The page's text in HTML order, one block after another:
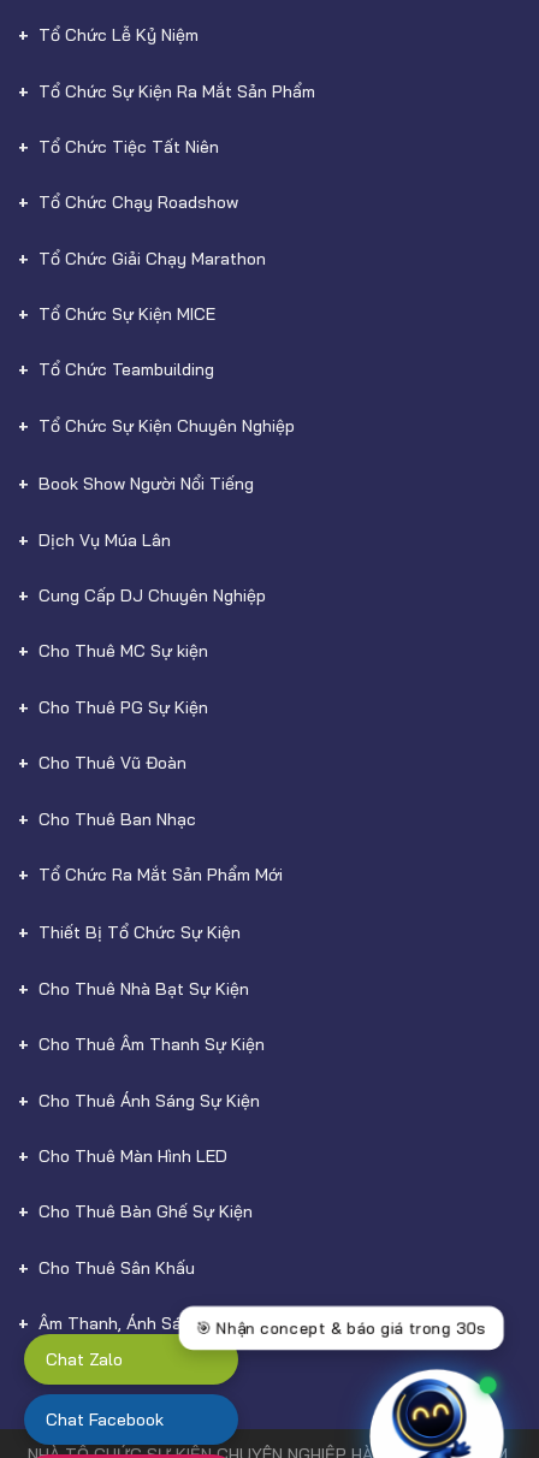
Tổ Chức Lễ Kỷ Niệm
Tổ Chức Sự Kiện Ra Mắt Sản Phẩm
Tổ Chức Tiệc Tất Niên
Tổ Chức Chạy Roadshow
Tổ Chức Giải Chạy Marathon
Tổ Chức Sự Kiện MICE
Tổ Chức Teambuilding
Tổ Chức Sự Kiện Chuyên Nghiệp
Book Show Người Nổi Tiếng
Dịch Vụ Múa Lân
Cung Cấp DJ Chuyên Nghiệp
Cho Thuê MC Sự kiện
Cho Thuê PG Sự Kiện
Cho Thuê Vũ Đoàn
Cho Thuê Ban Nhạc
Tổ Chức Ra Mắt Sản Phẩm Mới
Thiết Bị Tổ Chức Sự Kiện
Cho Thuê Nhà Bạt Sự Kiện
Cho Thuê Âm Thanh Sự Kiện
Cho Thuê Ánh Sáng Sự Kiện
Cho Thuê Màn Hình LED
Cho Thuê Bàn Ghế Sự Kiện
Cho Thuê Sân Khấu
Âm Thanh, Ánh Sáng
Chat Zalo
Chat Facebook